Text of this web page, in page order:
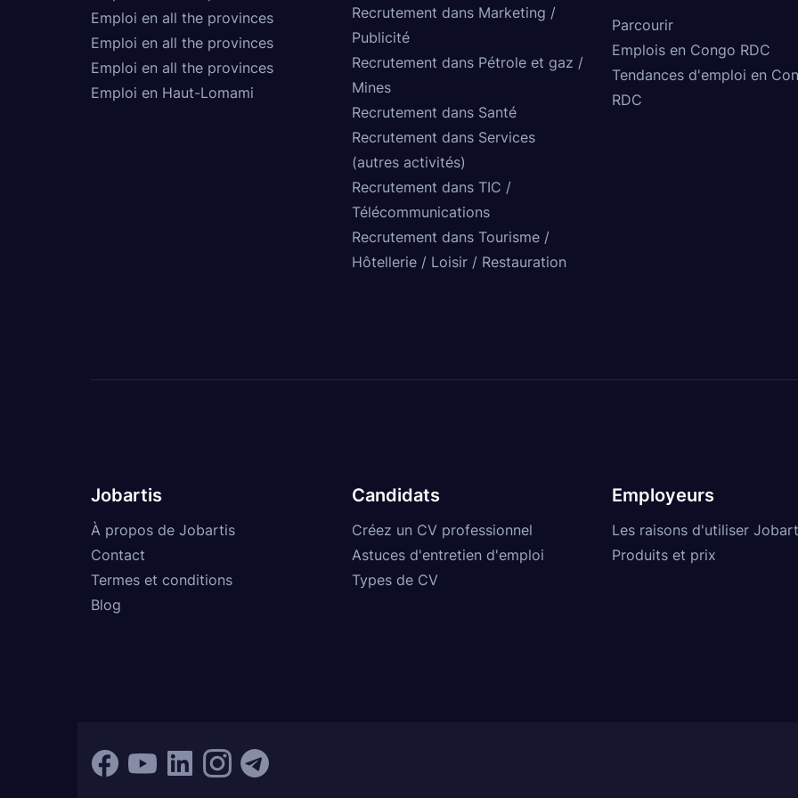
Emploi en all the provinces
Emploi en all the provinces
Emploi en all the provinces
Emploi en Haut-Lomami
Recrutement dans Marketing /
Publicité
Recrutement dans Pétrole et gaz /
Mines
Recrutement dans Santé
Recrutement dans Services
(autres activités)
Recrutement dans TIC /
Télécommunications
Recrutement dans Tourisme /
Hôtellerie / Loisir / Restauration
Parcourir
Emplois en Congo RDC
Tendances d'emploi en
RDC
Jobartis
À propos de Jobartis
Contact
Termes et conditions
Blog
Candidats
Créez un CV professionnel
Astuces d'entretien d'emploi
Types de CV
Employeurs
Les raisons d'utiliser
Produits et prix